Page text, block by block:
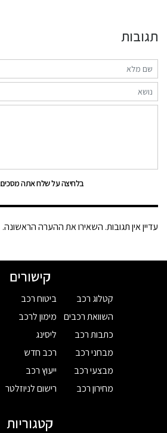
תגובות
בלחיצה על שלח אתה מסכים
עדיין אין תגובות. השאירו את ההערה הראשונה.
קישורים
קטלוג רכב
השוואת רכבים
כתבות רכב
מבחני רכב
מבצעי רכב
מחירון רכב
ביטוח רכב
מימון לרכב
ליסינג
רכב חדש
ייעוץ רכב
רישום לניוזלטר
קטגוריות